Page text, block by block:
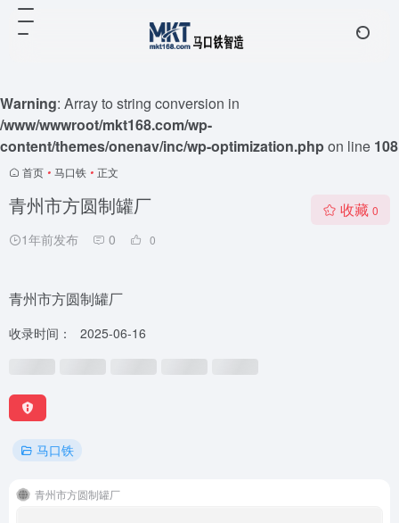
Warning: Array to string conversion in
/www/wwwroot/mkt168.com/wp-
content/themes/onenav/inc/wp-optimization.phpon line 108
首页 • 马口铁 • 正文
青州市方圆制罐厂
1年前发布 0 0
收藏 0
青州市方圆制罐厂
收录时间： 2025-06-16
马口铁
青州市方圆制罐厂